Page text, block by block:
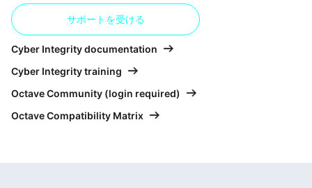
サポートを受ける
Cyber Integrity documentation
Cyber Integrity training
Octave Community (login required)
Octave Compatibility Matrix